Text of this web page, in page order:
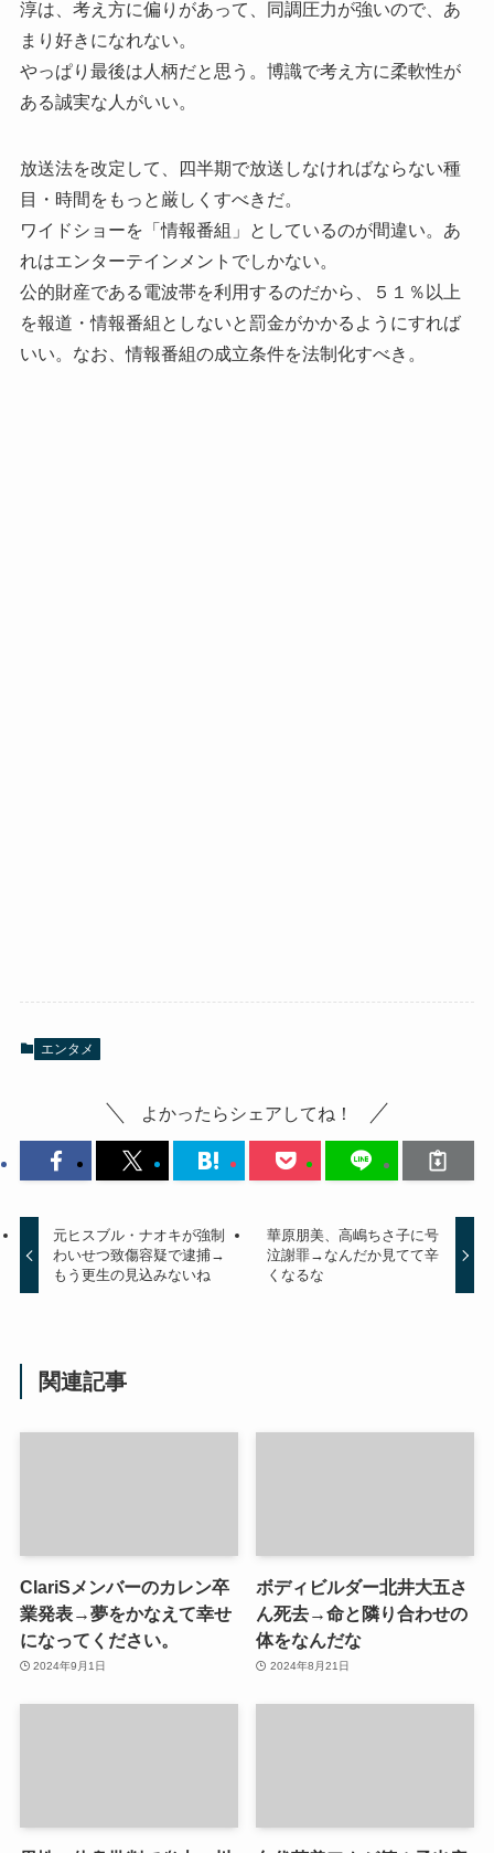
淳は、考え方に偏りがあって、同調圧力が強いので、あ
まり好きになれない。
やっぱり最後は人柄だと思う。博識で考え方に柔軟性が
ある誠実な人がいい。
放送法を改定して、四半期で放送しなければならない種
目・時間をもっと厳しくすべきだ。
ワイドショーを「情報番組」としているのが間違い。あ
れはエンターテインメントでしかない。
公的財産である電波帯を利用するのだから、５１％以上
を報道・情報番組としないと罰金がかかるようにすれば
いい。なお、情報番組の成立条件を法制化すべき。
エンタメ
よかったらシェアしてね！
元ヒスブル・ナオキが強制
わいせつ致傷容疑で逮捕→
もう更生の見込みないね
華原朋美、高嶋ちさ子に号
泣謝罪→なんだか見てて辛
くなるな
関連記事
ClariSメンバーのカレン卒
業発表→夢をかなえて幸せ
になってください。
2024年9月1日
ボディビルダー北井大五さ
ん死去→命と隣り合わせの
体をなんだな
2024年8月21日